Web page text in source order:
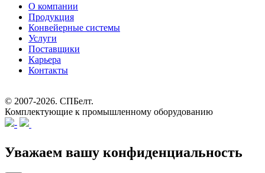
О компании
Продукция
Конвейерные системы
Услуги
Поставщики
Карьера
Контакты
© 2007-2026. СПБелт.
Комплектующие к промышленному оборудованию
Уважаем вашу конфиденциальность